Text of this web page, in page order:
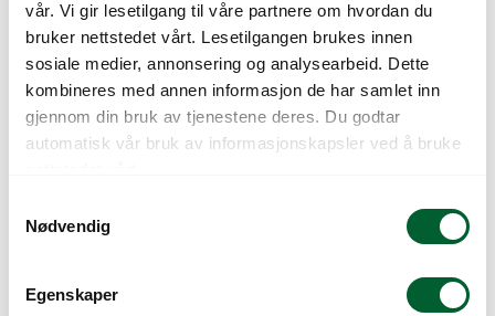
vår. Vi gir lesetilgang til våre partnere om hvordan du
bruker nettstedet vårt. Lesetilgangen brukes innen
sosiale medier, annonsering og analysearbeid. Dette
kombineres med annen informasjon de har samlet inn
gjennom din bruk av tjenestene deres. Du godtar
automatisk vår bruk av informasjonskapsler ved å bruke
Nødvendig
Egenskaper